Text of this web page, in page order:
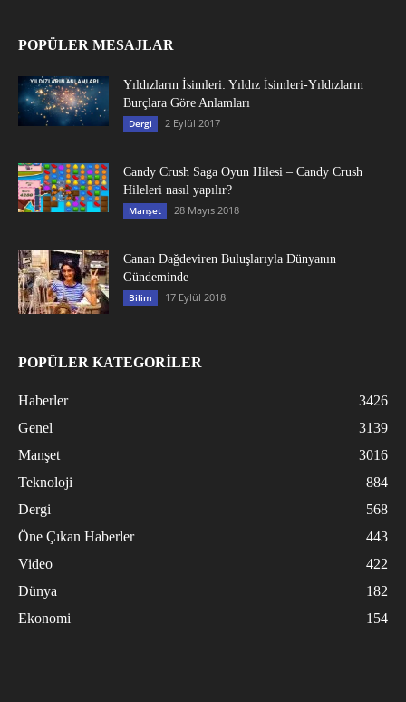
POPÜLER MESAJLAR
Yıldızların İsimleri: Yıldız İsimleri-Yıldızların
Burçlara Göre Anlamları
Dergi 2 Eylül 2017
Candy Crush Saga Oyun Hilesi – Candy Crush
Hileleri nasıl yapılır?
Manşet 28 Mayıs 2018
Canan Dağdeviren Buluşlarıyla Dünyanın
Gündeminde
Bilim 17 Eylül 2018
POPÜLER KATEGORİLER
Haberler
3426
Genel
3139
Manşet
3016
Teknoloji
884
Dergi
568
Öne Çıkan Haberler
443
Video
422
Dünya
182
Ekonomi
154